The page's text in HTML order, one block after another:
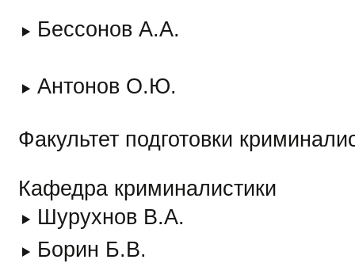
Бессонов А.А.
Антонов О.Ю.
Факультет подготовки
Кафедра криминалистики
Шурухнов В.А.
Борин Б.В.